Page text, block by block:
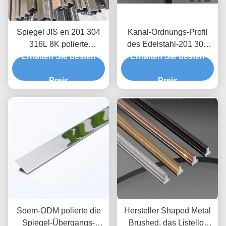
Spiegel JIS en 201 304
316L 8K polierte
gebürstete Fliesen-Rand-
Wand-Rand-dekorativen
Erhalten Sie besten
Preis
Kanal-Ordnungs-Profil
des Edelstahl-201 304
316L für dekorativen
Küchen-Conner Edge Or
Erhalten Sie besten
Preis
Soem-ODM polierte die
Spiegel-Übergangs-
Hersteller Shaped Metal
Brushed, das Listello-